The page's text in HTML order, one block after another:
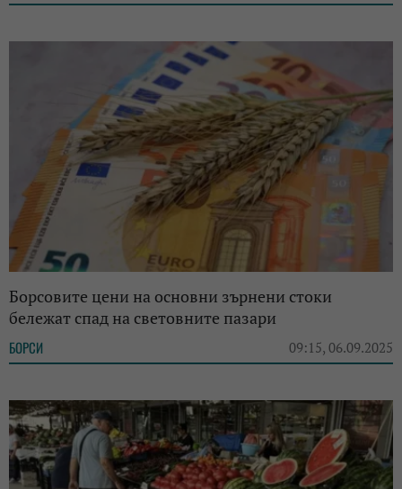
Борсовите цени на основни зърнени стоки
бележат спад на световните пазари
БОРСИ 09:15, 06.09.2025